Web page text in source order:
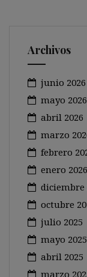
Archivos
junio 2026
mayo 2026
abril 2026
marzo
febrero
enero 2026
diciembre
octubre
julio 2025
mayo 2025
abril 2025
marzo